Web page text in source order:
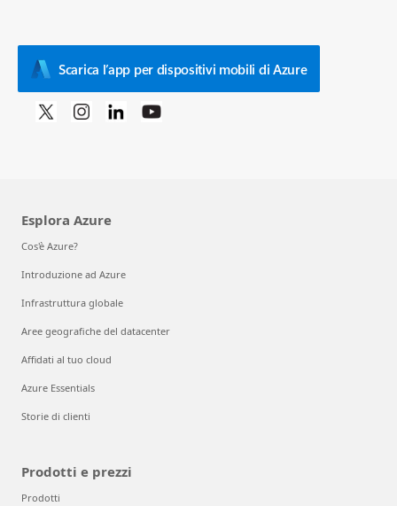
Scarica l’app per dispositivi mobili di Azure
Esplora Azure
Cos'è Azure?
Introduzione ad Azure
Infrastruttura globale
Aree geografiche del datacenter
Affidati al tuo cloud
Azure Essentials
Storie di clienti
Prodotti e prezzi
Prodotti